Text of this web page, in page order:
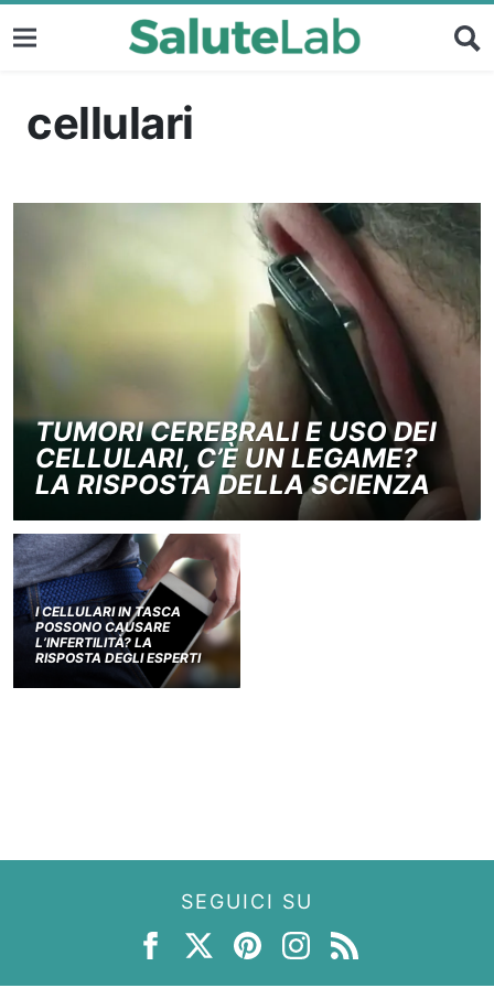
cellulari
TUMORI CEREBRALI E USO DEI
CELLULARI, C’È UN LEGAME?
LA RISPOSTA DELLA SCIENZA
I CELLULARI IN TASCA
POSSONO CAUSARE
L’INFERTILITÀ? LA
RISPOSTA DEGLI ESPERTI
SEGUICI SU